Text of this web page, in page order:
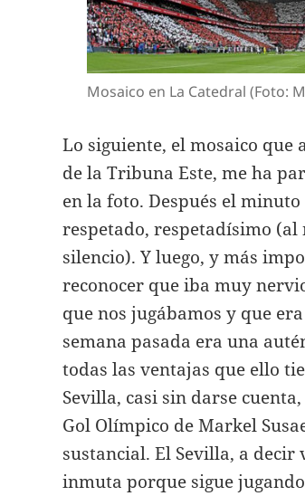
Mosaico en La Catedral (Foto:
Lo siguiente, el mosaico que
de la Tribuna Este, me ha
en la foto. Después el
respetado, respetadísimo
silencio). Y luego, y más
reconocer que iba muy
que nos jugábamos y que
semana pasada era una
todas las ventajas que ello
Sevilla, casi sin darse
Gol Olímpico de Markel
sustancial. El Sevilla, a decir
inmuta porque sigue